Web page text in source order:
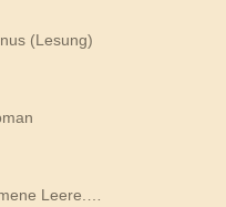
(Lesung)
Leere.…